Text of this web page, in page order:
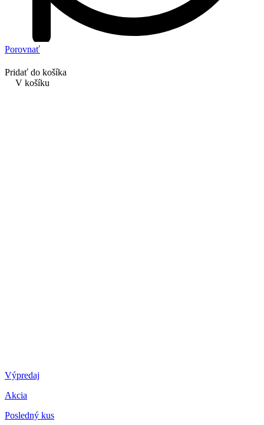
Porovnať
Pridať do košíka
V košíku
Výpredaj
Akcia
Posledný kus